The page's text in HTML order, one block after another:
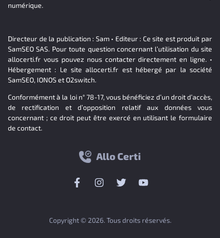
numérique.
Directeur de la publication : Sam • Editeur : Ce site est produit par
SamSEO SAS. Pour toute question concernant l’utilisation du site
allocerti.fr vous pouvez nous contacter directement en ligne. •
Hébergement : Le site allocerti.fr est hébergé par la société
SamSEO, IONOS et O2switch.
Conformément à la loi n° 78-17, vous bénéficiez d’un droit d’accès,
de rectification et d’opposition relatif aux données vous
concernant ; ce droit peut être exercé en utilisant le formulaire
de contact.
Allo Certi
Copyright © 2026. Tous droits réservés.